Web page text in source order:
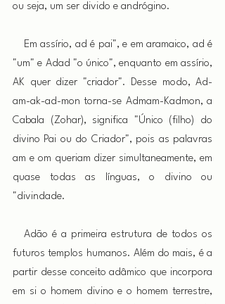
ou seja, um ser divido e andrógino.
Em assírio, ad é pai", e em aramaico, ad é
"um" e Adad "o único", enquanto em assírio,
AK quer dizer "criador". Desse modo, Ad-
am-ak-ad-mon torna-se Admam-Kadmon, a
Cabala (Zohar), significa "Único (filho) do
divino Pai ou do Criador", pois as palavras
am e om queriam dizer simultaneamente, em
quase todas as línguas, o divino ou
"divindade.
Adão é a primeira estrutura de todos os
futuros templos humanos. Além do mais, é a
partir desse conceito adâmico que incorpora
em si o homem divino e o homem terrestre,